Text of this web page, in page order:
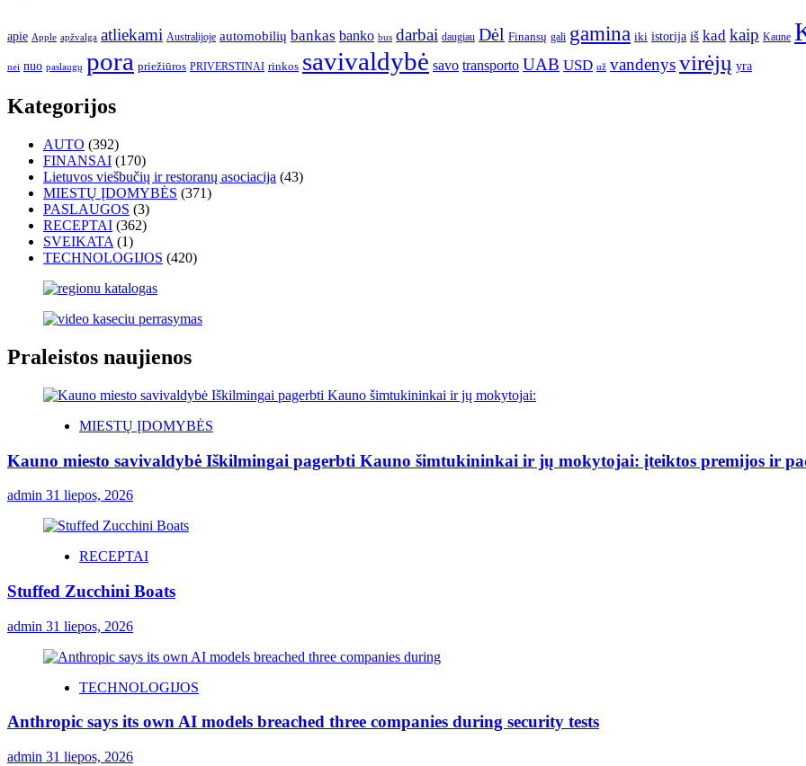
apie Apple apžvalga atliekami Australijoje automobilių bankas banko bus darbai daugiau Dėl Finansų gali gamina iki istorija iš kad kaip Kaune
nei nuo paslaugų pora priežiūros PRIVERSTINAI rinkos savivaldybė savo transporto UAB USD už vandenysvirėjų yra
Kategorijos
AUTO (392)
FINANSAI (170)
Lietuvos viešbučių ir restoranų asociacija (43)
MIESTŲ ĮDOMYBĖS (371)
PASLAUGOS (3)
RECEPTAI (362)
SVEIKATA (1)
TECHNOLOGIJOS (420)
Praleistos naujienos
MIESTŲ ĮDOMYBĖS
Kauno miesto savivaldybė Iškilmingai pagerbti Kauno šimtukininkai ir jų mokytojai: įteiktos premijos ir
admin 31 liepos, 2026
RECEPTAI
Stuffed Zucchini Boats
admin 31 liepos, 2026
TECHNOLOGIJOS
Anthropic says its own AI models breached three companies during security tests
admin 31 liepos, 2026